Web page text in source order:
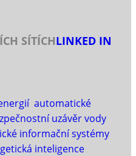
SÍTÍCHLINKED IN
automatické
uzávěr vody
informační systémy
inteligence